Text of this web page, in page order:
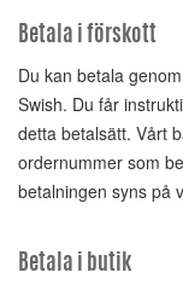
Betala i förskott
Du kan betala
Swish. Du får
detta betalsätt. Vårt
ordernummer som
betalningen syns på
Betala i butik